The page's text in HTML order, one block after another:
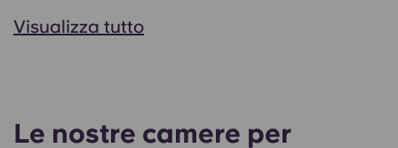
Visualizza tutto
Le nostre camere per